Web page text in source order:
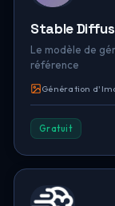
Stable
Le modèle de
référence
Génération
Gratuit